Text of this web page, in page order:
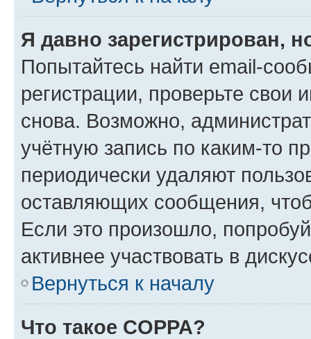
Я давно зарегистрирован,
Попытайтесь найти email-
регистрации, проверьте свои
снова. Возможно,
учётную запись по каким-то
периодически удаляют
оставляющих сообщения,
Если это произошло,
активнее участвовать в
Вернуться к началу
Что такое COPPA?